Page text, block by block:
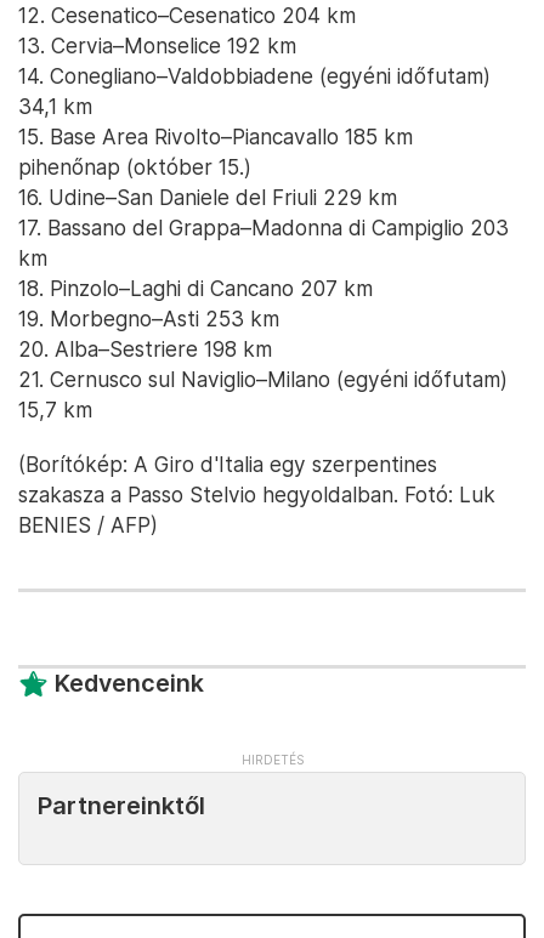
12. Cesenatico–Cesenatico 204 km
13. Cervia–Monselice 192 km
14. Conegliano–Valdobbiadene (egyéni időfutam)
34,1 km
15. Base Area Rivolto–Piancavallo 185 km
pihenőnap (október 15.)
16. Udine–San Daniele del Friuli 229 km
17. Bassano del Grappa–Madonna di Campiglio 203
km
18. Pinzolo–Laghi di Cancano 207 km
19. Morbegno–Asti 253 km
20. Alba–Sestriere 198 km
21. Cernusco sul Naviglio–Milano (egyéni időfutam)
15,7 km
(Borítókép: A Giro d'Italia egy szerpentines
szakasza a Passo Stelvio hegyoldalban. Fotó: Luk
BENIES / AFP)
Kedvenceink
Partnereinktől